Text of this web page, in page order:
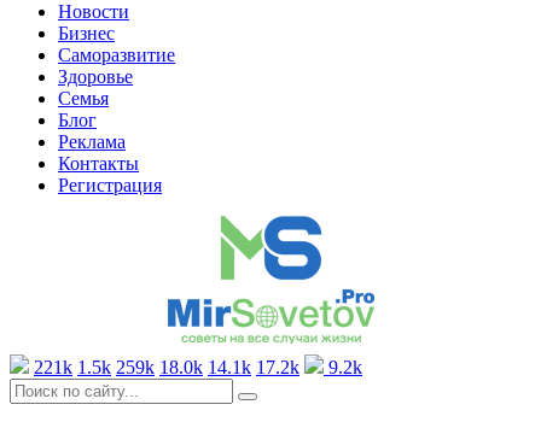
Новости
Бизнес
Саморазвитие
Здоровье
Семья
Блог
Реклама
Контакты
Регистрация
221k 1.5k 259k 18.0k 14.1k 17.2k 9.2k